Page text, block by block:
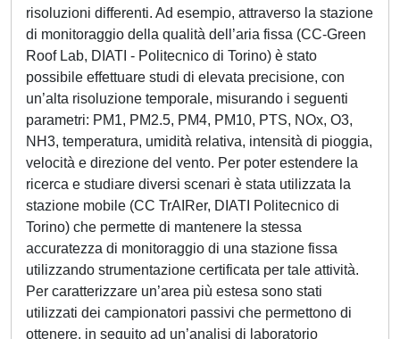
risoluzioni differenti. Ad esempio, attraverso la stazione
di monitoraggio della qualità dell’aria fissa (CC-Green
Roof Lab, DIATI - Politecnico di Torino) è stato
possibile effettuare studi di elevata precisione, con
un’alta risoluzione temporale, misurando i seguenti
parametri: PM1, PM2.5, PM4, PM10, PTS, NOx, O3,
NH3, temperatura, umidità relativa, intensità di pioggia,
velocità e direzione del vento. Per poter estendere la
ricerca e studiare diversi scenari è stata utilizzata la
stazione mobile (CC TrAIRer, DIATI Politecnico di
Torino) che permette di mantenere la stessa
accuratezza di monitoraggio di una stazione fissa
utilizzando strumentazione certificata per tale attività.
Per caratterizzare un’area più estesa sono stati
utilizzati dei campionatori passivi che permettono di
ottenere, in seguito ad un’analisi di laboratorio